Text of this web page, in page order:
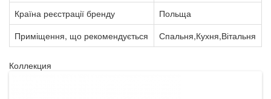
Країна реєстрації бренду
Польща
Приміщення, що рекомендується
Спальня,Кухня,Вітальня
Коллекция